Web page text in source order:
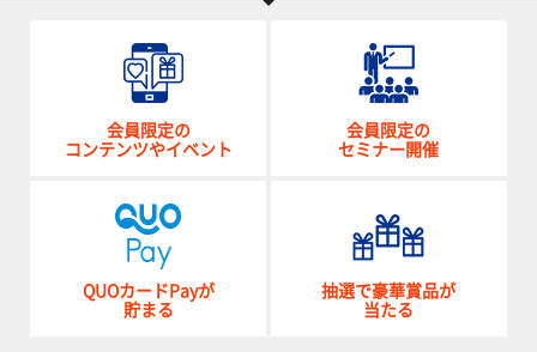
会員限定の
コンテンツやイベント
会員限定の
セミナー開催
QUOカードPayが
貯まる
抽選で豪華賞品が
当たる